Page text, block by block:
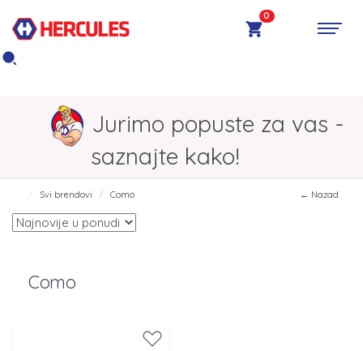
0
Jurimo popuste za vas -
saznajte kako!
Svi brendovi Como ← Nazad
Como